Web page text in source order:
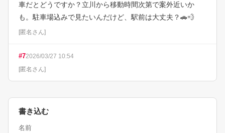
車だとどうですか？立川から移動時間次第で案外近いか
も。駐車場込みで見たいんだけど、駅前は大丈夫？🚗💨
[匿名さん]
#72026/03/27 10:54
[匿名さん]
書き込む
名前